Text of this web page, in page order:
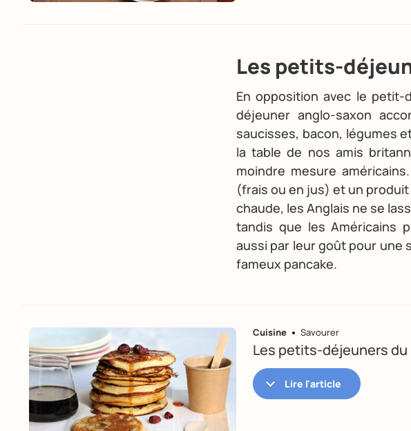
Les petits-
En opposition avec le
déjeuner anglo-saxon
saucisses, bacon, légumes
la table de nos amis
moindre mesure
(frais ou en jus) et un
chaude, les Anglais ne se
tandis que les Américains
aussi par leur goût pour une
fameux pancake.
Cuisine Savourer
Les petits-déjeuners